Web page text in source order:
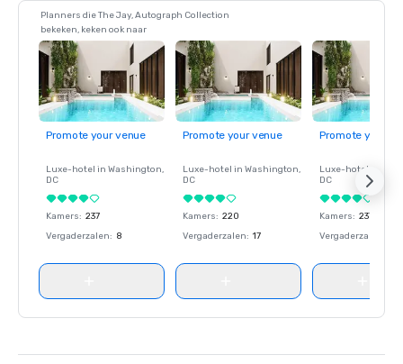
Planners die The Jay, Autograph Collection
bekeken, keken ook naar
Promote your venue
Luxe-hotel in Washington,
DC
Kamers: 237
Vergaderzalen: 8
Promote your venue
Luxe-hotel in Washington,
DC
Kamers: 220
Vergaderzalen: 17
Promote your
Luxe-hotel in
DC
Kamers: 237
Vergaderzalen